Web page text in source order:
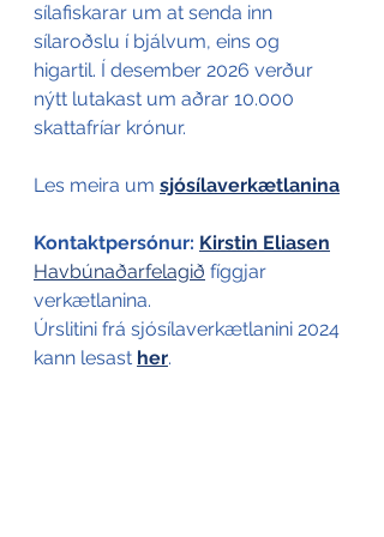
sílafiskarar um at senda inn
sílaroðslu í bjálvum, eins og
higartil. Í desember 2026 verður
nýtt lutakast um aðrar 10.000
skattafríar krónur.
Les meira um sjósílaverkætlanina
Kontaktpersónur: Kirstin Eliasen
Havbúnaðarfelagið fíggjar
verkætlanina.
Úrslitini frá sjósílaverkætlanini 2024
kann lesast her.